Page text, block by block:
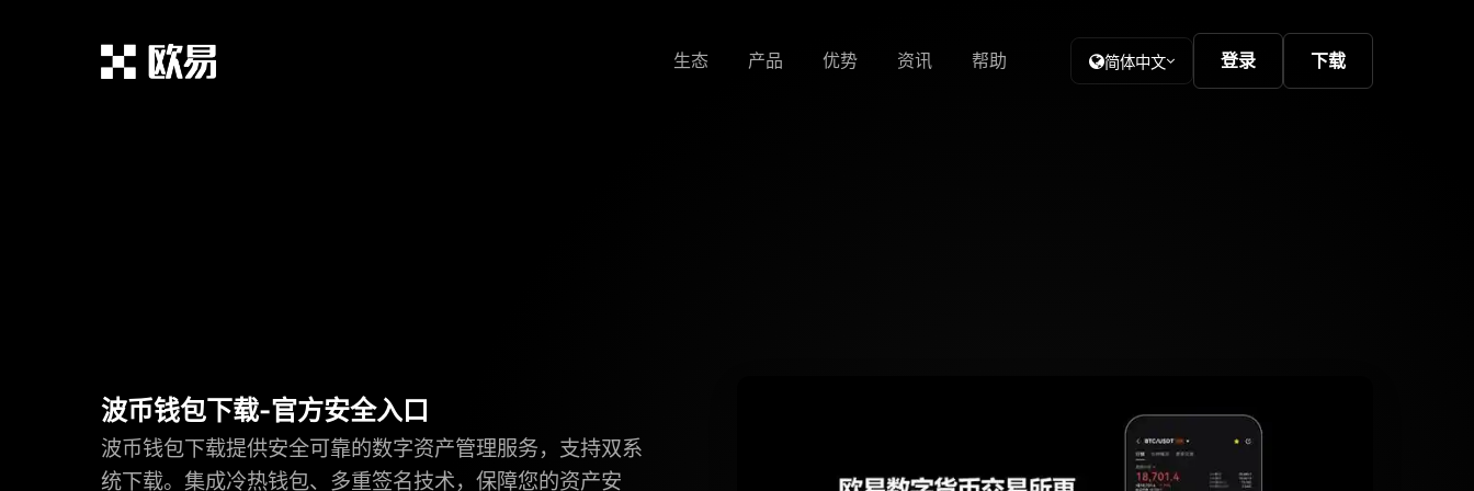
生态 产品 优势 资讯 帮助 简体中文 登录 下载
波币钱包下载-官方安全入口
波币钱包下载提供安全可靠的数字资产管理服务，支持双系
统下载。集成冷热钱包、多重签名技术，保障您的资产安